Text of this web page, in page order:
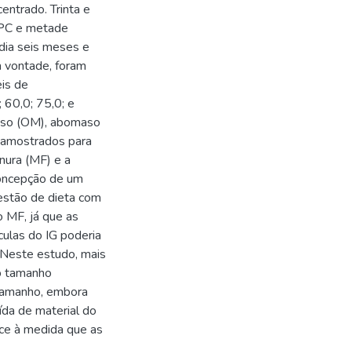
Trinta e
e metade
seis meses e
foram
de
60,0; 75,0; e
(OM), abomaso
para
(MF) e a
de um
de dieta com
MF, já que as
do IG poderia
estudo, mais
embora
de material do
à medida que as